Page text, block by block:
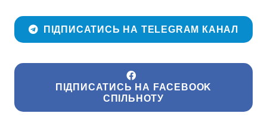
ПІДПИСАТИСЬ НА TELEGRAM КАНАЛ
ПІДПИСАТИСЬ НА FACEBOOK
СПІЛЬНОТУ